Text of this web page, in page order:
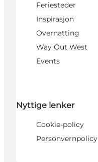
Feriesteder
Inspirasjon
Overnatting
Way Out West
Events
Nyttige lenker
Cookie-policy
Personvernpolicy